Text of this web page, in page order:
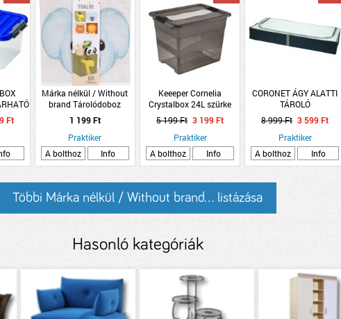
Ft
Márka nélkül / Without
brand Tárolódoboz
30x30x30cm 4-féle
állatmintás poliészter
1 199 Ft
Praktiker
A bolthoz
Info
Keeeper Cornelia
Crystalbox 24L szürke
tároló doboz
5 199 Ft 3 199 Ft
Praktiker
A bolthoz
Info
CORONET ÁGY ALATTI
TÁROLÓ
&quot;EXCLUSIV&quot;
2DB 105X16X45CM
8 999 Ft 3 599 Ft
Praktiker
A bolthoz
Info
Többi Márka nélkül / Without brand... listázása
Hasonló kategóriák